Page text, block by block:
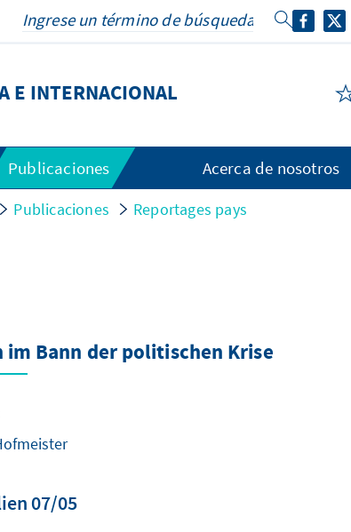
E INTERNACIONAL
Publicaciones Acerca de nosotros
Publicaciones
Reportages pays
im Bann der politischen Krise
07/05